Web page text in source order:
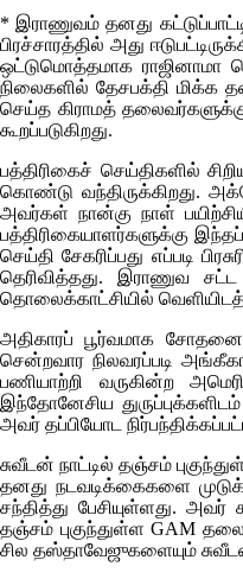
* இராணுவம் தனது
பிரச்சாரத்தில் அது
ஒட்டுமொத்தமாக
நிலைகளில் தேசபக்தி மிக்க
செய்த கிராமத்
கூறப்படுகிறது.
பத்திரிகைச் செய்திகளில்
கொண்டு வந்திருக்கிறது.
அவர்கள் நான்கு நாள்
பத்திரிகையாளர்களுக்கு
செய்தி சேகரிப்பது எப்படி
தெரிவித்தது. இராணுவ
தொலைக்காட்சியில்
அதிகாரப் பூர்வமாக
சென்றவார நிலவரப்படி
பணியாற்றி வருகின்ற
இந்தோனேசிய
அவர் தப்பியோட
சுவீடன் நாட்டில் தஞ்சம்
தனது நடவடிக்கைகளை
சந்தித்து பேசியுள்ளது. அவர்
தஞ்சம் புகுந்துள்ள GAM
சில தஸ்தாவேஜுகளையும்